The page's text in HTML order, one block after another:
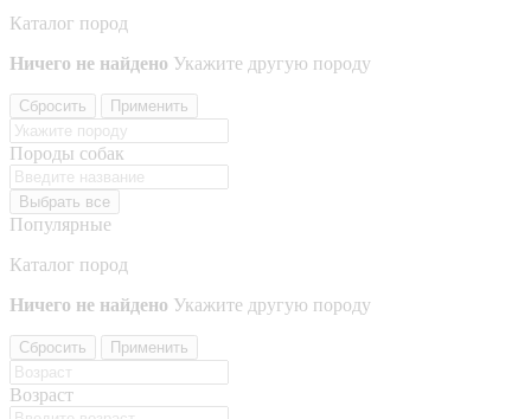
Каталог пород
Ничего не найдено Укажите другую породу
Сбросить Применить
Породы собак
Выбрать все
Популярные
Каталог пород
Ничего не найдено Укажите другую породу
Сбросить Применить
Возраст